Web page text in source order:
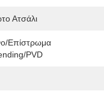
Ατσάλι
επίστρωμα
PVD